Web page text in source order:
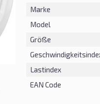
Marke
Model
Größe
Lastindex
EAN Code